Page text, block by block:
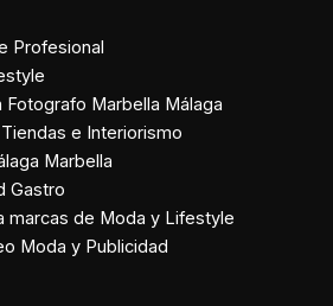
Profesional
Fotografo Marbella Málaga
e Interiorismo
Marbella
Gastro
marcas de Moda y Lifestyle
Moda y Publicidad